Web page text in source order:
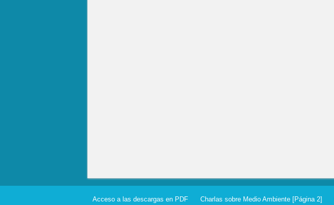
Acceso a las descargas en PDF Charlas sobre Medio Ambiente [Página 2]